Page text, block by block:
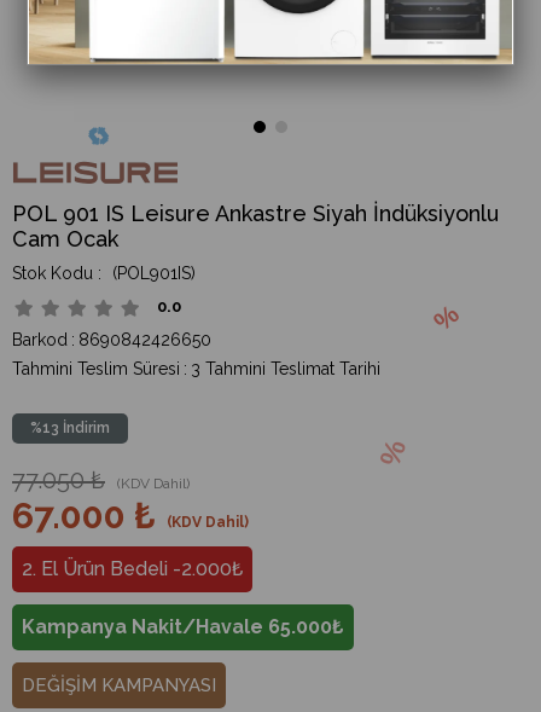
POL 901 IS Leisure Ankastre Siyah İndüksiyonlu
Cam Ocak
(POL901IS)
0.0
Barkod : 8690842426650
Tahmini Teslim Süresi : 3 Tahmini Teslimat Tarihi
%13 İndirim
77.050 ₺ (KDV Dahil)
67.000 ₺ (KDV Dahil)
2. El Ürün Bedeli -2.000₺
Kampanya Nakit/Havale 65.000₺
DEĞİŞİM KAMPANYASI